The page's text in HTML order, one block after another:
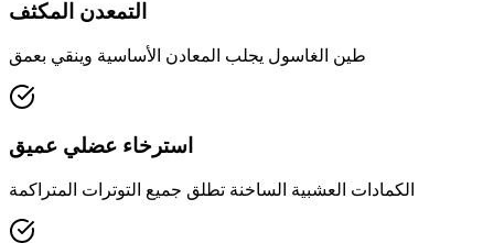
التمعدن المكثف
طين الغاسول يجلب المعادن الأساسية وينقي بعمق
استرخاء عضلي عميق
الكمادات العشبية الساخنة تطلق جميع التوترات المتراكمة